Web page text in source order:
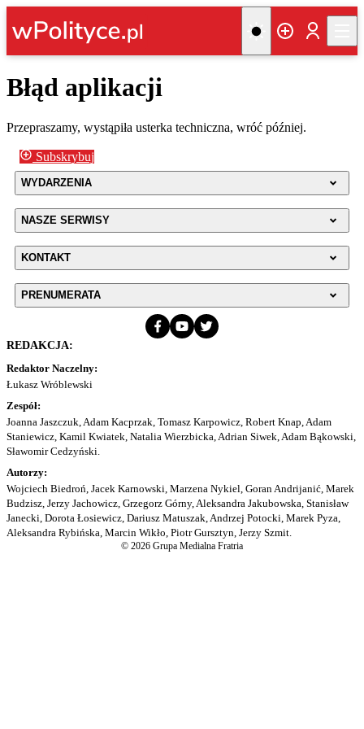
Błąd aplikacji
Przepraszamy, wystąpiła usterka techniczna, wróć później.
Subskrybuj
WYDARZENIA
NASZE SERWISY
KONTAKT
PRENUMERATA
REDAKCJA:
Redaktor Naczelny:
Łukasz Wróblewski
Zespół:
Joanna Jaszczuk, Adam Kacprzak, Tomasz Karpowicz, Robert Knap, Adam
Staniewicz, Kamil Kwiatek, Natalia Wierzbicka, Adrian Siwek, Adam Bąkowski,
Sławomir Cedzyński.
Autorzy:
Wojciech Biedroń, Jacek Karnowski, Marzena Nykiel, Goran Andrijanić, Marek
Budzisz, Jerzy Jachowicz, Grzegorz Górny, Aleksandra Jakubowska, Stanisław
Janecki, Dorota Łosiewicz, Dariusz Matuszak, Andrzej Potocki, Marek Pyza,
Aleksandra Rybińska, Marcin Wikło, Piotr Gursztyn, Jerzy Szmit.
© 2026 Grupa Medialna Fratria